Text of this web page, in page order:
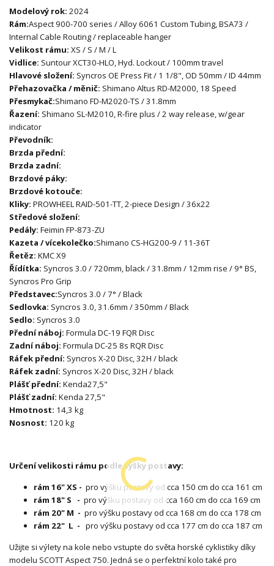
Modelový rok: 2024
Rám:Aspect 900-700 series / Alloy 6061 Custom Tubing, BSA73 /
Internal Cable Routing / replaceable hanger
Velikost rámu: XS / S / M / L
Vidlice: Suntour XCT30-HLO, Hyd. Lockout / 100mm travel
Hlavové složení: Syncros OE Press Fit / 1 1/8", OD 50mm / ID 44mm
Přehazovačka / měnič: Shimano Altus RD-M2000, 18 Speed
Přesmykač:Shimano FD-M2020-TS / 31.8mm
Řazení: Shimano SL-M2010, R-fire plus / 2 way release, w/gear
indicator
Převodník:
Brzda přední:
Brzda zadní:
Brzdové páky:
Brzdové kotouče:
Kliky: PROWHEEL RAID-501-TT, 2-piece Design / 36x22
Středové složení:
Pedály: Feimin FP-873-ZU
Kazeta / vícekolečko:Shimano CS-HG200-9 / 11-36T
Řetěz: KMC X9
Řídítka: Syncros 3.0 / 720mm, black / 31.8mm / 12mm rise / 9° BS,
Syncros Pro Grip
Představec:Syncros 3.0 / 7° / Black
Sedlovka: Syncros 3.0, 31.6mm / 350mm / Black
Sedlo: Syncros 3.0
Přední náboj: Formula DC-19 FQR Disc
Zadní náboj: Formula DC-25 8s RQR Disc
Ráfek přední: Syncros X-20 Disc, 32H / black
Ráfek zadní: Syncros X-20 Disc, 32H / black
Plášť přední: Kenda27,5"
Plášť zadní: Kenda 27,5"
Hmotnost: 14,3 kg
Nosnost: 120 kg
Určení velikosti rámu podle výšky postavy:
rám 16" XS - pro výšku postavy od cca 150 cm do cca 161 cm
rám 18" S - pro výšku postavy od cca 160 cm do cca 169 cm
rám 20" M - pro výšku postavy od cca 168 cm do cca 178 cm
rám 22" L - pro výšku postavy od cca 177 cm do cca 187 cm
Užijte si výlety na kole nebo vstupte do světa horské cyklistiky díky
modelu SCOTT Aspect 750. Jedná se o perfektní kolo také pro